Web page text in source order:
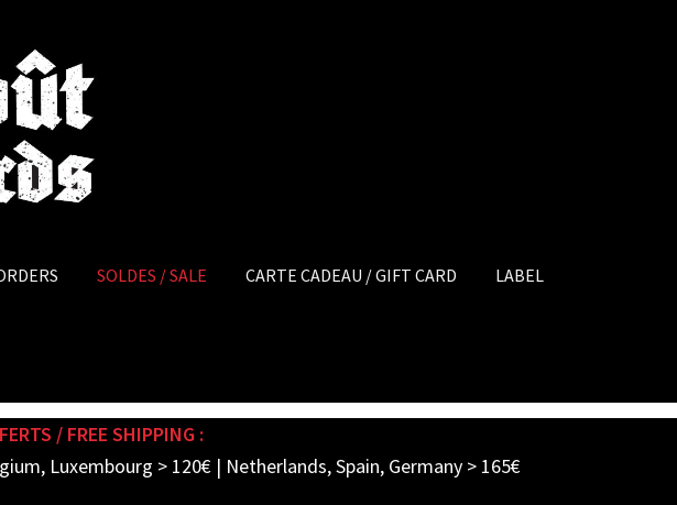
SOLDES / SALE CARTE CADEAU / GIFT CARD LABEL
/ FREE SHIPPING :
Luxembourg > 120€ | Netherlands, Spain, Germany > 165€